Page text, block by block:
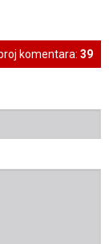
broj komentara: 39